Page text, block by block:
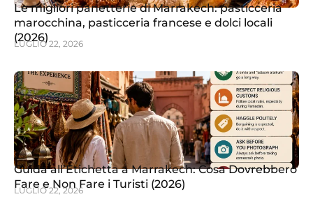
Le migliori panetterie di Marrakech: pasticceria
marocchina, pasticceria francese e dolci locali
(2026)
LUGLIO 22, 2026
Guida all’Etichetta a Marrakech: Cosa Dovrebbero
Fare e Non Fare i Turisti (2026)
LUGLIO 22, 2026